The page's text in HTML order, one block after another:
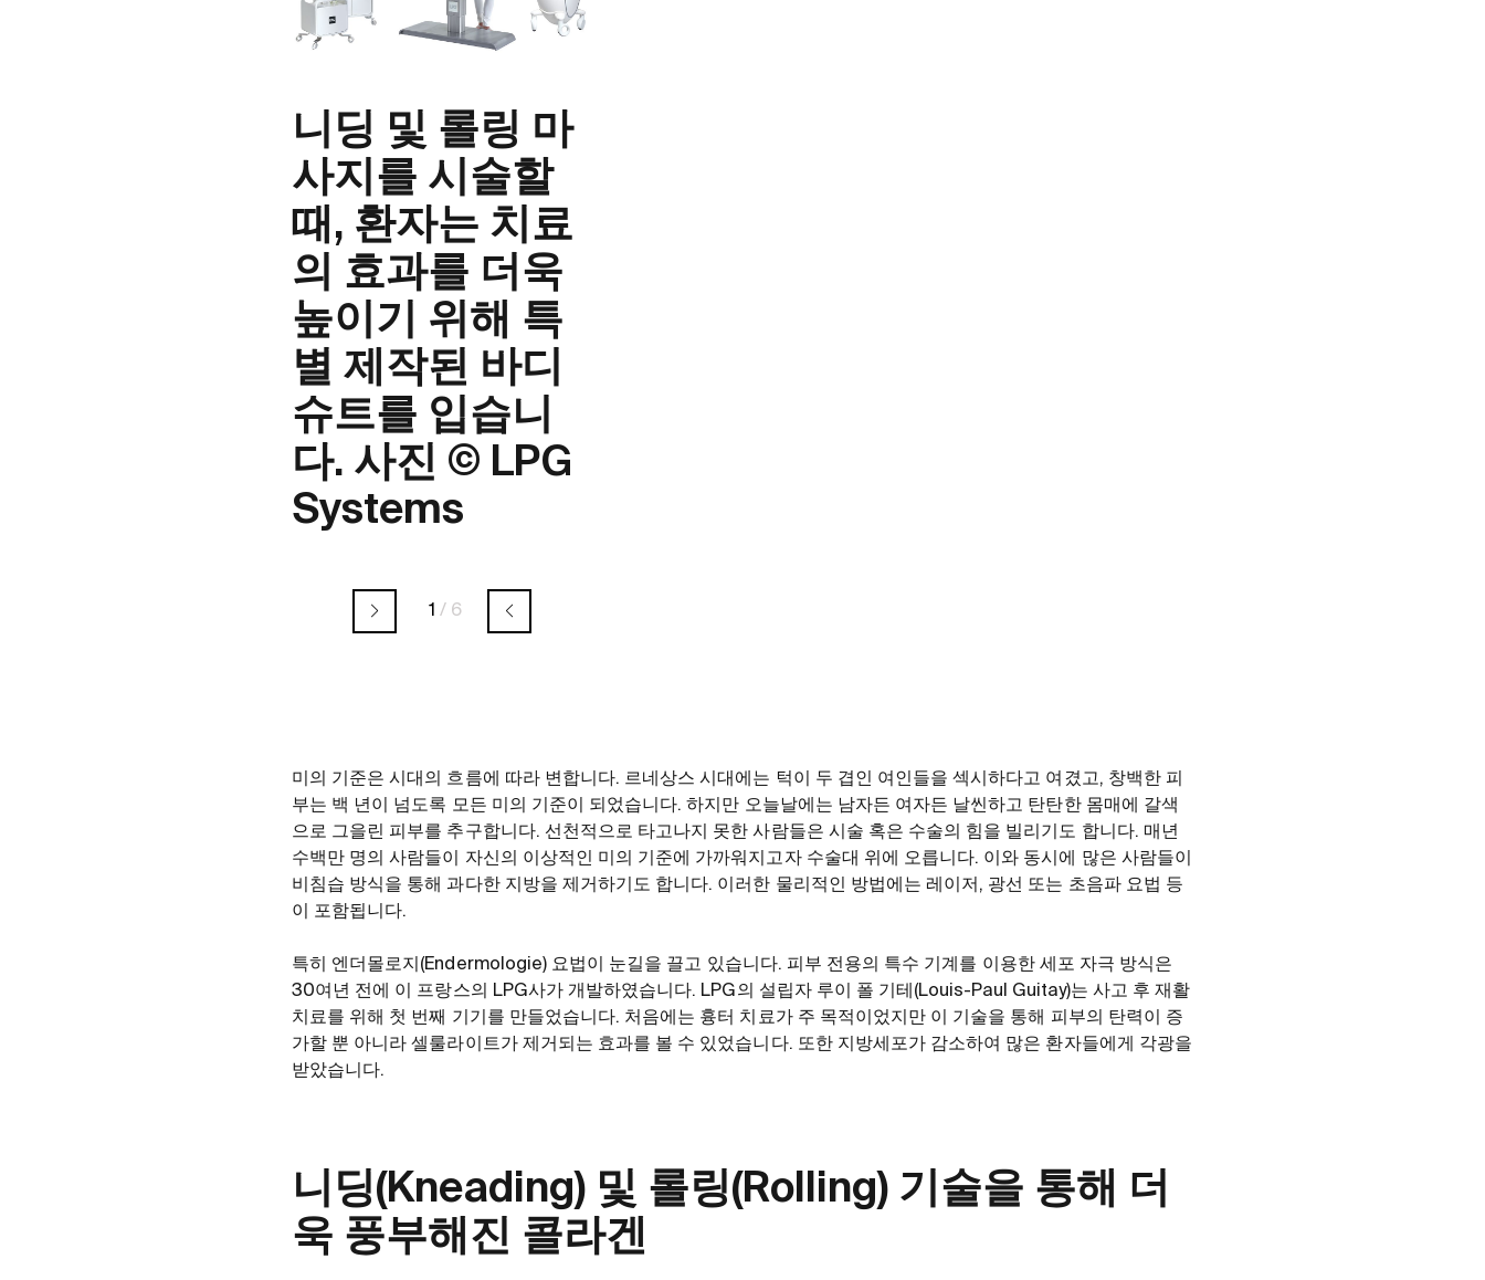
니딩 및 롤링 마
사지를 시술할
때, 환자는 치료
의 효과를 더욱
높이기 위해 특
별 제작된 바디
슈트를 입습니
다. 사진 © LPG
Systems
1 / 6
미의 기준은 시대의 흐름에 따라 변합니다. 르네상스 시대에는 턱이 두 겹인 여인들을 섹시하다고 여겼고, 창백한 피
부는 백 년이 넘도록 모든 미의 기준이 되었습니다. 하지만 오늘날에는 남자든 여자든 날씬하고 탄탄한 몸매에 갈색
으로 그을린 피부를 추구합니다. 선천적으로 타고나지 못한 사람들은 시술 혹은 수술의 힘을 빌리기도 합니다. 매년
수백만 명의 사람들이 자신의 이상적인 미의 기준에 가까워지고자 수술대 위에 오릅니다. 이와 동시에 많은 사람들이
비침습 방식을 통해 과다한 지방을 제거하기도 합니다. 이러한 물리적인 방법에는 레이저, 광선 또는 초음파 요법 등
이 포함됩니다.
특히 엔더몰로지(Endermologie) 요법이 눈길을 끌고 있습니다. 피부 전용의 특수 기계를 이용한 세포 자극 방식은
30여년 전에 이 프랑스의 LPG사가 개발하였습니다. LPG의 설립자 루이 폴 기테(Louis-Paul Guitay)는 사고 후 재활
치료를 위해 첫 번째 기기를 만들었습니다. 처음에는 흉터 치료가 주 목적이었지만 이 기술을 통해 피부의 탄력이 증
가할 뿐 아니라 셀룰라이트가 제거되는 효과를 볼 수 있었습니다. 또한 지방세포가 감소하여 많은 환자들에게 각광을
받았습니다.
니딩(Kneading) 및 롤링(Rolling) 기술을 통해 더
욱 풍부해진 콜라겐